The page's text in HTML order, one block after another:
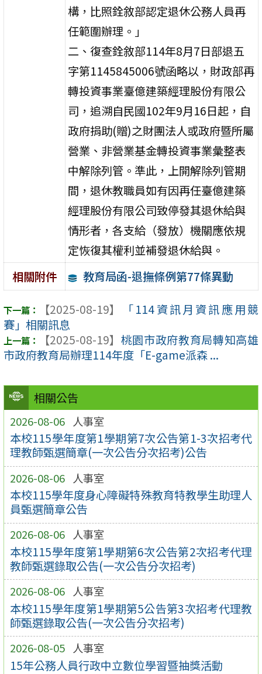
相關公告
2026-08-06 人事室
本校115學年度第1學期第7次公告第1-3次招考代
理教師甄選簡章(一次公告分次招考)公告
2026-08-06 人事室
本校115學年度身心障礙特殊教育特教學生助理人
員甄選簡章公告
2026-08-06 人事室
本校115學年度第1學期第6次公告第2次招考代理
教師甄選錄取公告(一次公告分次招考)
2026-08-06 人事室
本校115學年度第1學期第5公告第3次招考代理教
師甄選錄取公告(一次公告分次招考)
2026-08-05 人事室
15年公務人員行政中立數位學習暨抽獎活動
構，比照銓敘部認定退休公務人員再
任範圍辦理。」
二、復查銓敘部114年8月7日部退五
字第1145845006號函略以，財政部再
轉投資事業臺億建築經理股份有限公
司，追溯自民國102年9月16日起，自
政府捐助(贈)之財團法人或政府暨所屬
營業、非營業基金轉投資事業彙整表
中解除列管。準此，上開解除列管期
間，退休教職員如有因再任臺億建築
經理股份有限公司致停發其退休給與
情形者，各支給（發放）機關應依規
定恢復其權利並補發退休給與。
相關附件
教育局函-退撫條例第77條異動
【2025-08-19】
「114資訊月資訊應用競
賽」相關訊息
【2025-08-19】 桃園市政府教育局轉知高雄
市政府教育局辦理114年度「E-game派森 ...